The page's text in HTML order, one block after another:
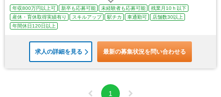
年収800万円以上可 新卒も応募可能 未経験者も応募可能
残業月10ｈ以下
産休・育休取得実績有り
スキルアップ 駅チカ 車通勤可
店舗数30以上
年間休日120日以上
求人の詳細を見る 最新の募集状況を問い合わせる
1